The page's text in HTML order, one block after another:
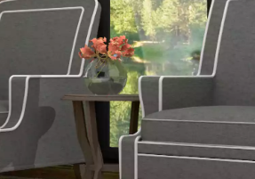
SEMUA KOLEKSI
MARMER
DEKORATIF
GRANITI
TERRAZZO
KAYU